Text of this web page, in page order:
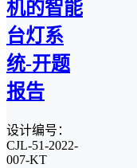
机的智能
台灯系
统-开题
报告
设计编号：
CJL-51-2022-
007-KT